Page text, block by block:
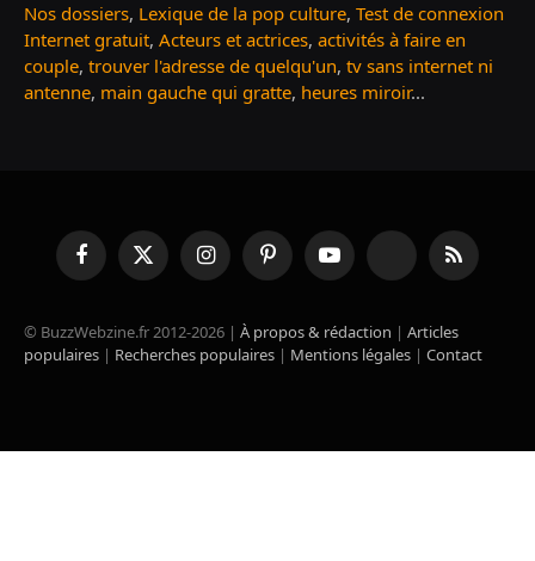
Nos dossiers, Lexique de la pop culture, Test de connexion
Internet gratuit, Acteurs et actrices, activités à faire en
couple, trouver l'adresse de quelqu'un, tv sans internet ni
antenne, main gauche qui gratte, heures miroir...
FacebookX
(Twitter)
InstagramPinterestYouTube TikTok RSS
© BuzzWebzine.fr 2012-2026 | À propos & rédaction | Articles
populaires | Recherches populaires | Mentions légales | Contact